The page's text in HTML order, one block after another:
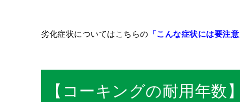
劣化症状についてはこちらの 「こんな症状には要注意
【コーキングの耐用年数】